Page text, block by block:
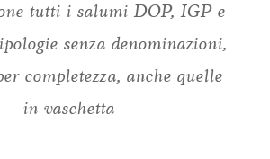
tutti i salumi DOP, IGP e
senza denominazioni,
completezza, anche quelle
in vaschetta